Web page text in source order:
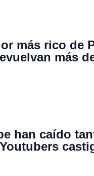
más rico de
más
en su
han caído